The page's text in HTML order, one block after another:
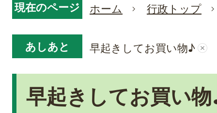
現在のページ ホーム 行政トップ
あしあと 早起きしてお買い物♪
早起きしてお買い